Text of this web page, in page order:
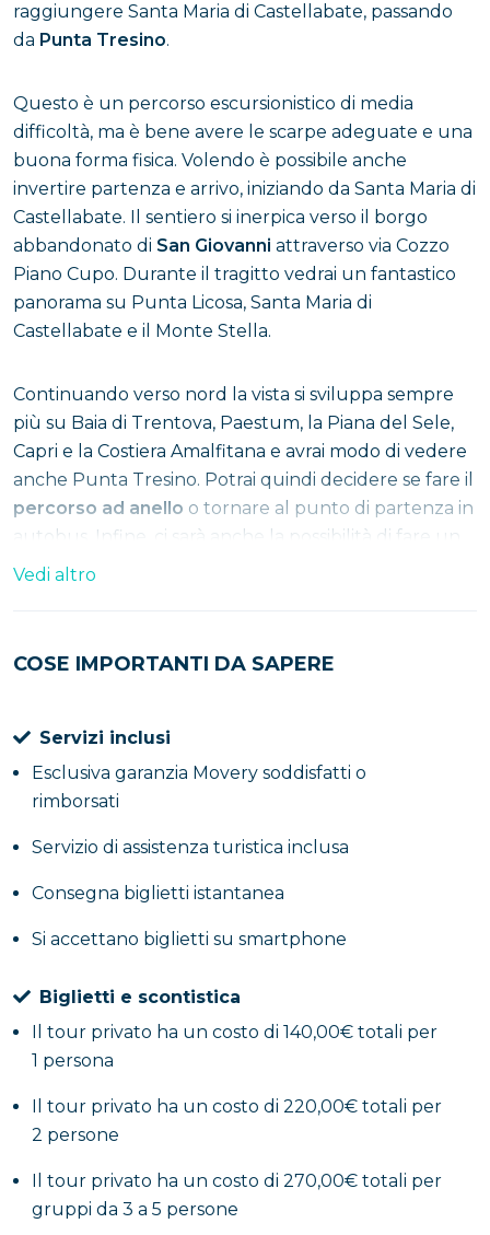
raggiungere Santa Maria di Castellabate, passando
da Punta Tresino.
Questo è un percorso escursionistico di media
difficoltà, ma è bene avere le scarpe adeguate e una
buona forma fisica. Volendo è possibile anche
invertire partenza e arrivo, iniziando da Santa Maria di
Castellabate. Il sentiero si inerpica verso il borgo
abbandonato di San Giovanni attraverso via Cozzo
Piano Cupo. Durante il tragitto vedrai un fantastico
panorama su Punta Licosa, Santa Maria di
Castellabate e il Monte Stella.
Continuando verso nord la vista si sviluppa sempre
più su Baia di Trentova, Paestum, la Piana del Sele,
Capri e la Costiera Amalfitana e avrai modo di vedere
anche Punta Tresino. Potrai quindi decidere se fare il
percorso ad anello o tornare al punto di partenza in
autobus. Infine, ci sarà anche la possibilità di fare un
tour guidato a Punta Licosa da San Marco di
Vedi altro
COSE IMPORTANTI DA SAPERE
Servizi inclusi
Esclusiva garanzia Movery soddisfatti o
rimborsati
Servizio di assistenza turistica inclusa
Consegna biglietti istantanea
Si accettano biglietti su smartphone
Biglietti e scontistica
Il tour privato ha un costo di 140,00€ totali per
1 persona
Il tour privato ha un costo di 220,00€ totali per
2 persone
Il tour privato ha un costo di 270,00€ totali per
gruppi da 3 a 5 persone